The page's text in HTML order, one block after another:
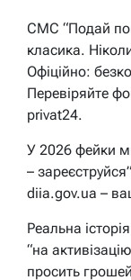
СМС “Подай
класика.
Офіційно:
Перевіряйте
privat24.
У 2026 фейки
–
diia.gov.ua –
Реальна
“на
просить